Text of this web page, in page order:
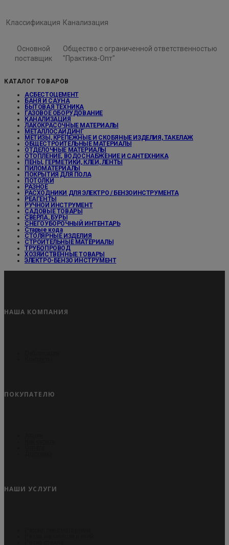
Классификация Канализация
Основной
поставщик
Общество с ограниченной ответственностью
"Практика-Опт"
КАТАЛОГ ТОВАРОВ
АСБЕСТОЦЕМЕНТ
БАНЯ И САУНА
БЫТОВАЯ ТЕХНИКА
ГАЗОВОЕ ОБОРУДОВАНИЕ
КАНАЛИЗАЦИЯ
ЛАКОКРАСОЧНЫЕ МАТЕРИАЛЫ
МЕТАЛЛОСАЙДИНГ
МЕТИЗЫ, КРЕПЕЖНЫЕ И СКОБЯНЫЕ ИЗДЕЛИЯ, ТАКЕЛАЖ
ОБЩЕСТРОИТЕЛЬНЫЕ МАТЕРИАЛЫ
ОТДЕЛОЧНЫЕ МАТЕРИАЛЫ
ОТОПЛЕНИЕ, ВОДОСНАБЖЕНИЕ И САНТЕХНИКА
ПЕНЫ, ГЕРМЕТИКИ, КЛЕИ, ЛЕНТЫ
ПИЛОМАТЕРИАЛЫ
ПОКРЫТИЯ ДЛЯ ПОЛА
ПОТОЛКИ
РАЗНОЕ
РАСХОДНИКИ ДЛЯ ЭЛЕКТРО / БЕНЗОИНСТРУМЕНТА
РЕАГЕНТЫ
РУЧНОЙ ИНСТРУМЕНТ
САДОВЫЕ ТОВАРЫ
СВЕРЛА, БУРЫ
СНЕГОУБОРОЧНЫЙ ИНТЕНТАРЬ
Старые кода
СТОЛЯРНЫЕ ИЗДЕЛИЯ
СТРОИТЕЛЬНЫЕ МАТЕРИАЛЫ
ТРУБОПРОВОД
ХОЗЯЙСТВЕННЫЕ ТОВАРЫ
ЭЛЕКТРО-БЕНЗО ИНСТРУМЕНТ
НАША КОМПАНИЯ
ПОКУПАТЕЛЮ
НАШИ УСЛУГИ